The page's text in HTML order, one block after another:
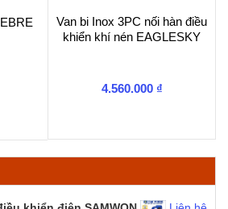
Van bi Inox 3PC nối hàn điều
khiển khí nén EAGLESKY
4.560.000 ₫